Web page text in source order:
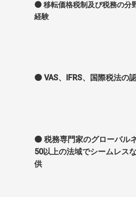
🟠 移転価格税制及び税務の分
経験
🟠 VAS、IFRS、国際税法の
🟠 税務専門家のグローバル
50以上の法域でシームレス
供